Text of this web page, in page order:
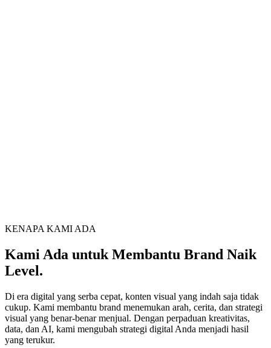
KENAPA KAMI ADA
Kami Ada untuk Membantu Brand Naik
Level.
Di era digital yang serba cepat, konten visual yang indah saja tidak
cukup. Kami membantu brand menemukan arah, cerita, dan strategi
visual yang benar-benar menjual. Dengan perpaduan kreativitas,
data, dan AI, kami mengubah strategi digital Anda menjadi hasil
yang terukur.